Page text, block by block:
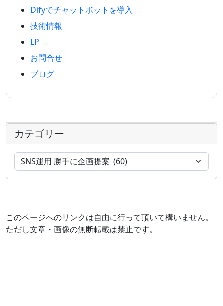
Difyでチャットボットを導入
技術情報
LP
お問合せ
ブログ
カテゴリー
このページへのリンクは自由に行って頂いて構いません。
ただし文章・画像の無断転載は禁止です。